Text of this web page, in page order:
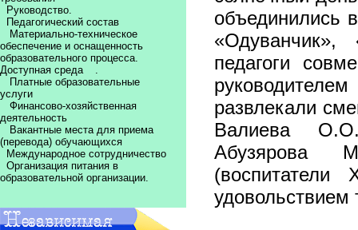
Руководство.
Педагогический состав
Материально-техническое
обеспечение и оснащенность
образовательного процесса.
Доступная среда
.
Платные образовательные
услуги
Финансово-хозяйственная
деятельность
Вакантные места для приема
(перевода) обучающихся
Международное сотрудничество
Организация питания в
образовательной организации.
объединились
«Одуванчик»,
педагоги
развлекали
Валиева
Абузярова
удовольствием